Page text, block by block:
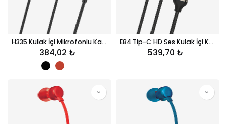
H335 Kulak İçi Mikrofonlu Kablolu Kulaklık
384,02 ₺
E84 Tip-C HD Ses Kulak İçi Kablolu Kulaklık
539,70 ₺